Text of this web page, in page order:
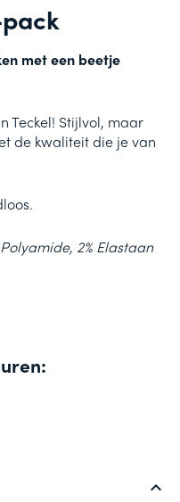
met een beetje
Teckel! Stijlvol, maar
de kwaliteit die je van
2% Elastaan